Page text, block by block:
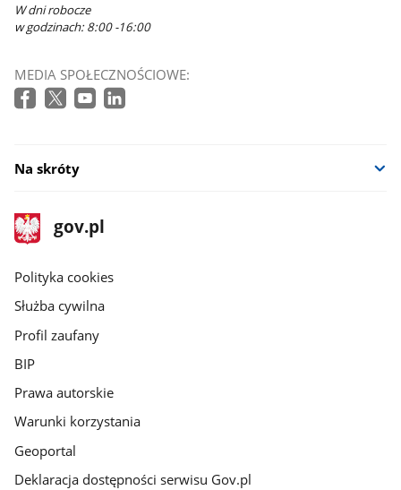
W dni robocze
w godzinach: 8:00 -16:00
MEDIA SPOŁECZNOŚCIOWE:
Na skróty
stopka
gov.pl
Strona
gov.pl
gov.pl
Polityka cookies
Służba cywilna
Profil zaufany
BIP
Prawa autorskie
Warunki korzystania
Geoportal
Deklaracja dostępności serwisu Gov.pl